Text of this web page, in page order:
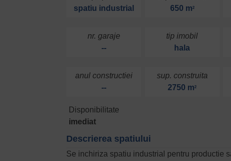
spatiu industrial
650 m2
nr. garaje
--
tip imobil
hala
anul constructiei
--
sup. construita
2750 m2
Disponibilitate
imediat
Descrierea spatiului
Se inchiriza spatiu industrial pentru productie